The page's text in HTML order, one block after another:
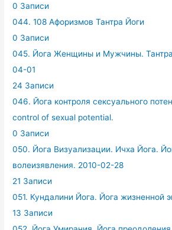
0 Записи
044. 108 Афоризмов Тантра Йоги
0 Записи
045. Йога Женщины и Мужчины.
04-01
24 Записи
046. Йога контроля сексуального
control of sexual potential.
0 Записи
050. Йога Визуализации. Ичха Йога.
волеизявления. 2010-02-28
21 Записи
051. Кундалини Йога. Йога жизненной
13 Записи